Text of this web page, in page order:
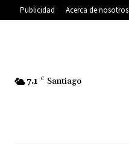
Publicidad Acerca de nosotros
7.1 C Santiago